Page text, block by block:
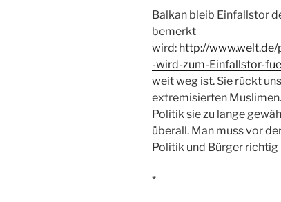
Balkan bleib Einfallstor
bemerkt
wird: http://
-wird-zum-Einfallstor-
weit weg ist. Sie rückt
extremisierten
Politik sie zu lange
überall. Man muss vor
Politik und Bürger richtig
*